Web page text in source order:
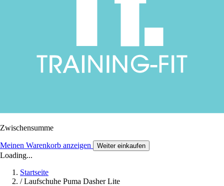
Zwischensumme
Meinen Warenkorb anzeigen Weiter einkaufen
Loading...
Startseite
/ Laufschuhe Puma Dasher Lite